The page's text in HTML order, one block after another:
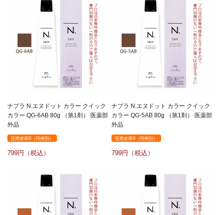
ナプラ N.エヌドット カラー クイック
カラー QG-6AB 80g （第1剤） 医薬部
外品
提携倉庫B（同梱別）
799
ナプラ N.エヌドット カラー クイック
カラー QG-5AB 80g （第1剤） 医薬部
外品
提携倉庫B（同梱別）
799